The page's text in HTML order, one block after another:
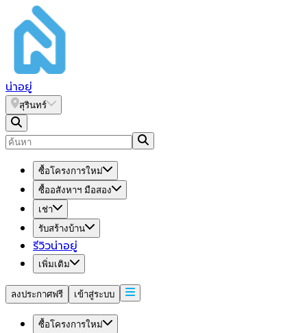
น่าอยู่
สุรินทร์
ซื้อโครงการใหม่
ซื้ออสังหาฯ มือสอง
เช่า
รับสร้างบ้าน
รีวิวน่าอยู่
เพิ่มเติม
ลงประกาศฟรี เข้าสู่ระบบ
ซื้อโครงการใหม่